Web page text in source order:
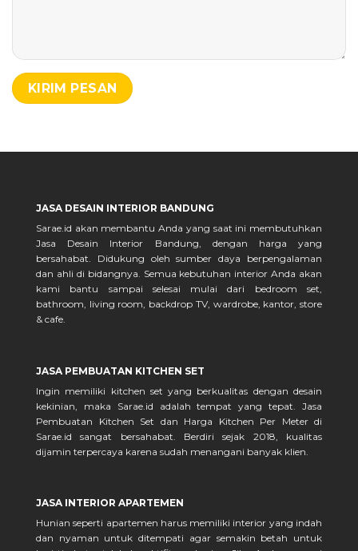
JASA DESAIN INTERIOR BANDUNG
Sarae.id akan membantu Anda yang saat ini membutuhkan
Jasa Desain Interior Bandung, dengan harga yang
bersahabat. Didukung oleh sumber daya berpengalaman
dan ahli di bidangnya. Semua kebutuhan interior Anda akan
kami bantu sampai selesai mulai dari bedroom set,
bathroom, living room, backdrop TV, wardrobe, kantor, store
& cafe.
JASA PEMBUATAN KITCHEN SET
Ingin memiliki kitchen set yang berkualitas dengan desain
kekinian, maka Sarae.id adalah tempat yang tepat. Jasa
Pembuatan Kitchen Set dan Harga Kitchen Per Meter di
Sarae.id sangat bersahabat. Berdiri sejak 2018, kualitas
dijamin terpercaya karena sudah menangani banyak klien.
JASA INTERIOR APARTEMEN
Hunian seperti apartemen harus memiliki interior yang indah
dan nyaman untuk ditempati agar semakin betah untuk